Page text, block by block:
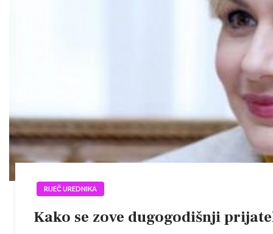
RIJEČ UREDNIKA
Kako se zove dugogodišnji